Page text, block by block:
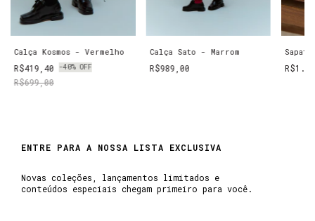
Calça Kosmos - Vermelho
R$419,40 -40%OFF
R$699,00
Calça Sato - Marrom
R$989,00
ENTRE PARA A NOSSA LISTA EXCLUSIVA
Novas coleções, lançamentos limitados e
conteúdos especiais chegam primeiro para você.